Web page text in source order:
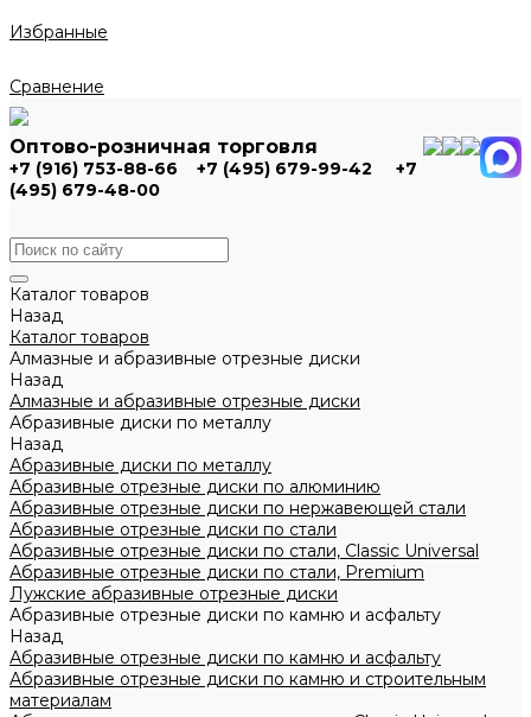
Избранные
Сравнение
Оптово-розничная торговля
+7 (916) 753-88-66 +7 (495) 679-99-42
+7
(495) 679-48-00
Каталог товаров
Назад
Каталог товаров
Алмазные и абразивные отрезные диски
Назад
Алмазные и абразивные отрезные диски
Абразивные диски по металлу
Назад
Абразивные диски по металлу
Абразивные отрезные диски по алюминию
Абразивные отрезные диски по нержавеющей стали
Абразивные отрезные диски по стали
Абразивные отрезные диски по стали, Classic Universal
Абразивные отрезные диски по стали, Premium
Лужские абразивные отрезные диски
Абразивные отрезные диски по камню и асфальту
Назад
Абразивные отрезные диски по камню и асфальту
Абразивные отрезные диски по камню и строительным
материалам